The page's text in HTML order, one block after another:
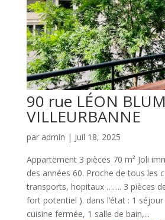
90 rue LÉON
VILLEURBANNE
par admin | Juil 18, 2025
Appartement 3 pièces 70 m² Joli
des années 60. Proche de tous les
transports, hopitaux ……. 3 pièces
fort potentiel ). dans l’état : 1
cuisine fermée, 1 salle de bain,...